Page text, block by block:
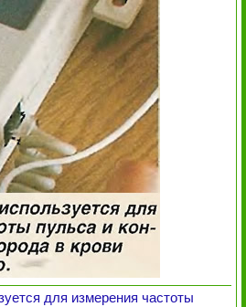
для измерения частоты